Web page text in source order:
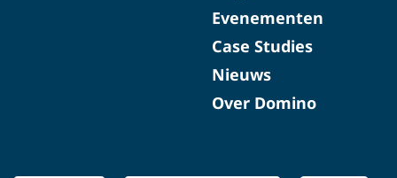
Evenementen
Case Studies
Nieuws
Over Domino